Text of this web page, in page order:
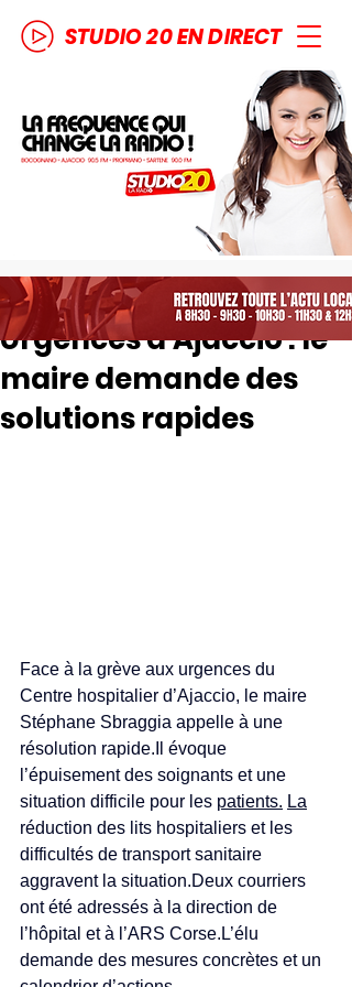
STUDIO 20 EN DIRECT
Urgences d’Ajaccio : le
maire demande des
solutions rapides
Face à la grève aux urgences du
Centre hospitalier d’Ajaccio, le maire
Stéphane Sbraggia appelle à une
résolution rapide.Il
évoque
l’épuisement des soignants et une
situation difficile pour les patients. La
réduction des lits hospitaliers et les
difficultés de transport sanitaire
aggravent la situation.Deux courriers
ont été adressés à la direction de
l’hôpital et à l’ARS Corse.L’élu
demande des mesures concrètes et un